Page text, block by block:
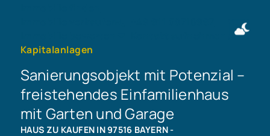
Kapitalanlagen
Sanierungsobjekt mit Potenzial –
freistehendes Einfamilienhaus
mit Garten und Garage
HAUS ZU KAUFEN IN 97516 BAYERN -